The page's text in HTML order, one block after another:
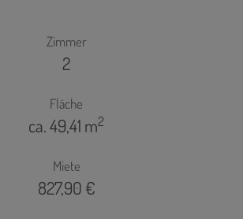
Zimmer
2
Fläche
ca. 49,41 m2
Miete
827,90 €